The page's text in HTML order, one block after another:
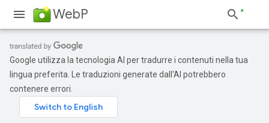
WebP
Google utilizza la tecnologia AI per tradurre i contenuti nella tua
lingua preferita. Le traduzioni generate dall'AI potrebbero
contenere errori.